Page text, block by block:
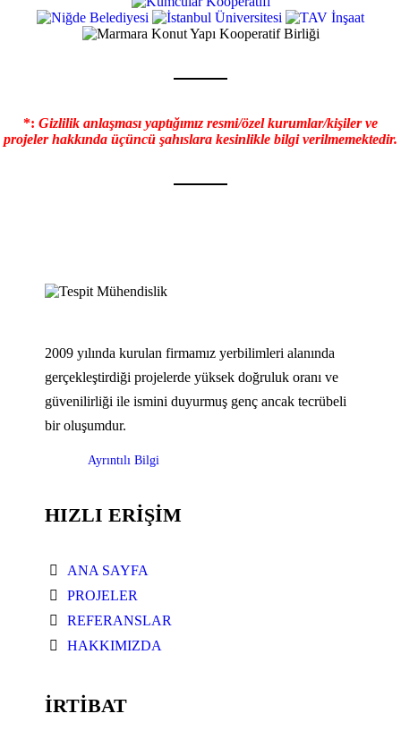
*: Gizlilik anlaşması yaptığımız resmi/özel kurumlar/kişiler ve
projeler hakkında üçüncü şahıslara kesinlikle bilgi verilmemektedir.
2009 yılında kurulan firmamız yerbilimleri alanında
gerçekleştirdiği projelerde yüksek doğruluk oranı ve
güvenilirliği ile ismini duyurmuş genç ancak tecrübeli
bir oluşumdur.
Ayrıntılı Bilgi
HIZLI ERİŞİM
ANA SAYFA
PROJELER
REFERANSLAR
HAKKIMIZDA
İRTİBAT